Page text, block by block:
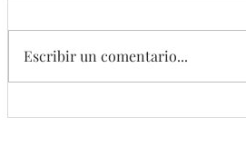
Seguridad nacional integral: la estrategia
Escribir un comentario...